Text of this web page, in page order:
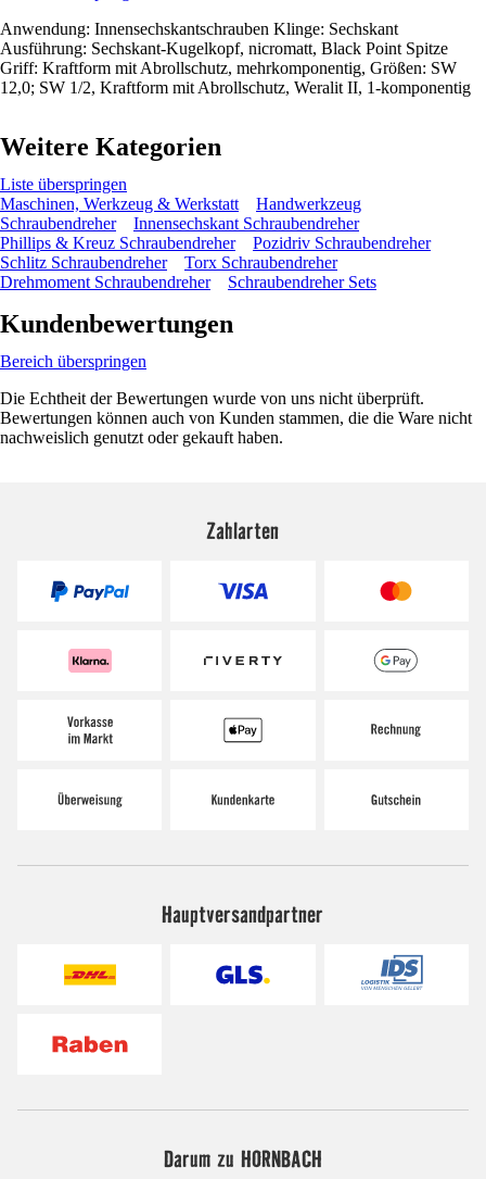
Anwendung: Innensechskantschrauben Klinge: Sechskant
Ausführung: Sechskant-Kugelkopf, nicromatt, Black Point Spitze
Griff: Kraftform mit Abrollschutz, mehrkomponentig, Größen: SW
12,0; SW 1/2, Kraftform mit Abrollschutz, Weralit II, 1-komponentig
Weitere Kategorien
Liste überspringen
Maschinen, Werkzeug & Werkstatt
Handwerkzeug
Schraubendreher
Innensechskant Schraubendreher
Phillips & Kreuz Schraubendreher
Pozidriv Schraubendreher
Schlitz Schraubendreher
Torx Schraubendreher
Drehmoment Schraubendreher
Schraubendreher Sets
Kundenbewertungen
Bereich überspringen
Die Echtheit der Bewertungen wurde von uns nicht überprüft.
Bewertungen können auch von Kunden stammen, die die Ware nicht
nachweislich genutzt oder gekauft haben.
Zahlarten
Hauptversandpartner
Darum zu HORNBACH